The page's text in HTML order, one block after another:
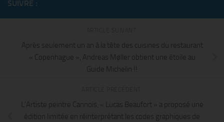
SUIVRE :
Après seulement un an à la tête des cuisines du restaurant
« Copenhague », Andreas Møller obtient une étoile au
Guide Michelin !!
L’Artiste peintre Cannois, « Lucas Beaufort » a proposé une
édition limitée en réinterprétant les codes graphiques de